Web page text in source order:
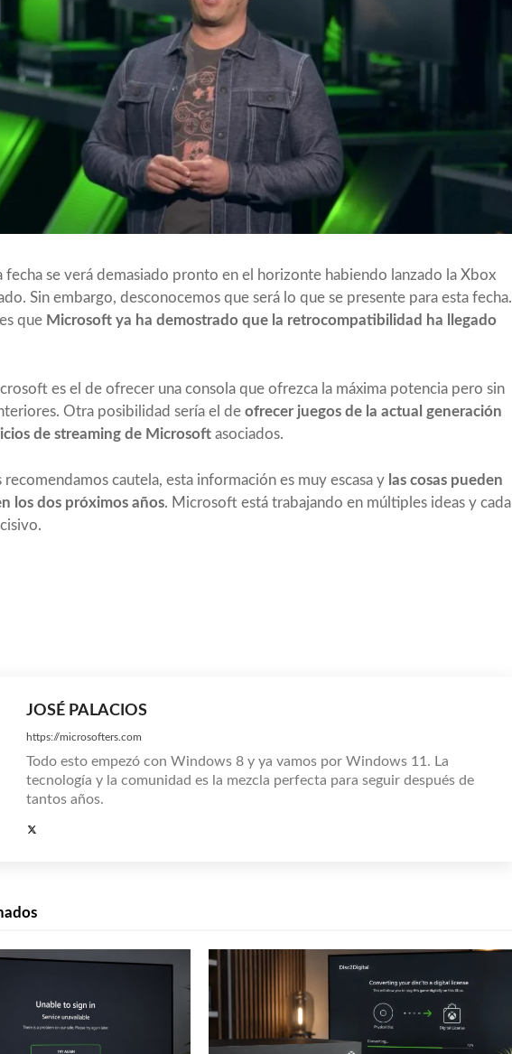
fecha se verá demasiado pronto en el horizonte habiendo lanzado la Xbox
Sin embargo, desconocemos que será lo que se presente para esta fecha.
que Microsoft ya ha demostrado que la retrocompatibilidad ha llegado
es el de ofrecer una consola que ofrezca la máxima potencia pero sin
Otra posibilidad sería el de ofrecer juegos de la actual generación
de streaming de Microsoft asociados.
cautela, esta información es muy escasa y las cosas pueden
los dos próximos años. Microsoft está trabajando en múltiples ideas y cada
JOSÉ PALACIOS
https://microsofters.com
Todo esto empezó con Windows 8 y ya vamos por Windows 11. La
tecnología y la comunidad es la mezcla perfecta para seguir después de
tantos años.